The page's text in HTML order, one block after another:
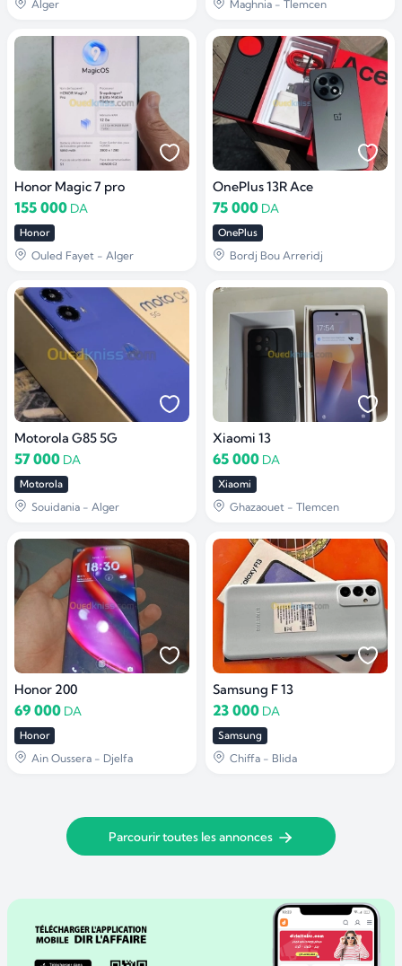
Alger Maghnia - Tlemcen
Honor Magic 7 pro
155 000 DA
Honor
Ouled Fayet - Alger
OnePlus 13R Ace
75 000 DA
OnePlus
Bordj Bou Arreridj
Motorola G85 5G
57 000 DA
Motorola
Souidania - Alger
Xiaomi 13
65 000 DA
Xiaomi
Ghazaouet - Tlemcen
Honor 200
69 000 DA
Honor
Ain Oussera - Djelfa
Samsung F 13
23 000 DA
Samsung
Chiffa - Blida
Parcourir toutes les annonces